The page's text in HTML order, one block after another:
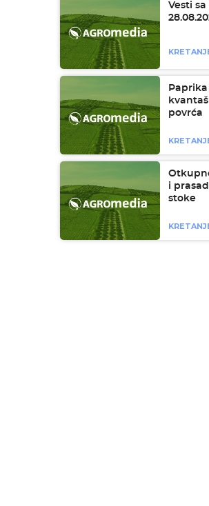
Vesti
povrća
i
stoke